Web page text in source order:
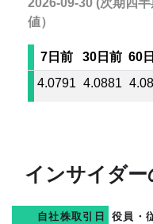
2026-09-30 (次期四
値）
7日前 30日前 60
4.0791 4.0881
インサイダー
自社株取引日 役員・